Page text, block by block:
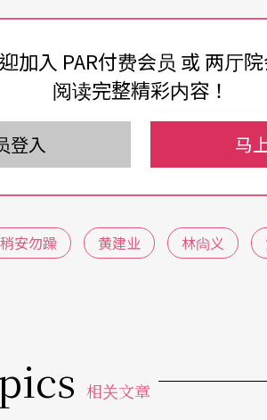
台来呈现台前幕后，将换景也列为
于紧张排练的剧团之中，与剧团一同
加入 PAR付费会员 或 两厅
阅读完整精彩内容！
登入 马
稍安勿躁 黄建业 林尙义
相关文章